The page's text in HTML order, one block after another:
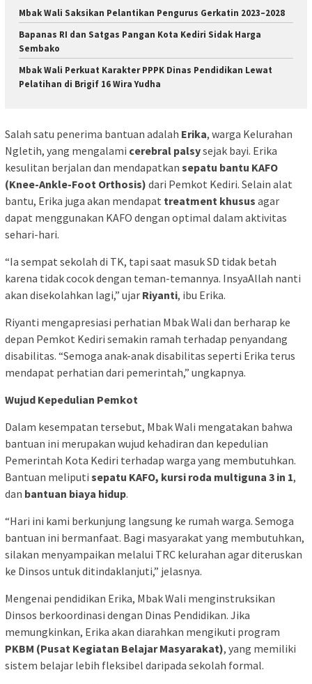
Mbak Wali Saksikan Pelantikan Pengurus Gerkatin 2023–2028
Bapanas RI dan Satgas Pangan Kota Kediri Sidak Harga
Sembako
Mbak Wali Perkuat Karakter PPPK Dinas Pendidikan Lewat
Pelatihan di Brigif 16 Wira Yudha
Salah satu penerima bantuan adalah Erika, warga Kelurahan
Ngletih, yang mengalami cerebral palsysejak bayi. Erika
kesulitan berjalan dan mendapatkan sepatu bantu KAFO
(Knee-Ankle-Foot Orthosis) dari Pemkot Kediri. Selain alat
bantu, Erika juga akan mendapat treatment khusus agar
dapat menggunakan KAFO dengan optimal dalam aktivitas
sehari-hari.
“Ia sempat sekolah di TK, tapi saat masuk SD tidak betah
karena tidak cocok dengan teman-temannya. InsyaAllah nanti
akan disekolahkan lagi,” ujar Riyanti, ibu Erika.
Riyanti mengapresiasi perhatian Mbak Wali dan berharap ke
depan Pemkot Kediri semakin ramah terhadap penyandang
disabilitas. “Semoga anak-anak disabilitas seperti Erika terus
mendapat perhatian dari pemerintah,” ungkapnya.
Wujud Kepedulian Pemkot
Dalam kesempatan tersebut, Mbak Wali mengatakan bahwa
bantuan ini merupakan wujud kehadiran dan kepedulian
Pemerintah Kota Kediri terhadap warga yang membutuhkan.
Bantuan meliputi sepatu KAFO, kursi roda multiguna 3 in 1,
dan bantuan biaya hidup.
“Hari ini kami berkunjung langsung ke rumah warga. Semoga
bantuan ini bermanfaat. Bagi masyarakat yang membutuhkan,
silakan menyampaikan melalui TRC kelurahan agar diteruskan
ke Dinsos untuk ditindaklanjuti,” jelasnya.
Mengenai pendidikan Erika, Mbak Wali menginstruksikan
Dinsos berkoordinasi dengan Dinas Pendidikan. Jika
memungkinkan, Erika akan diarahkan mengikuti program
PKBM (Pusat Kegiatan Belajar Masyarakat), yang memiliki
sistem belajar lebih fleksibel daripada sekolah formal.